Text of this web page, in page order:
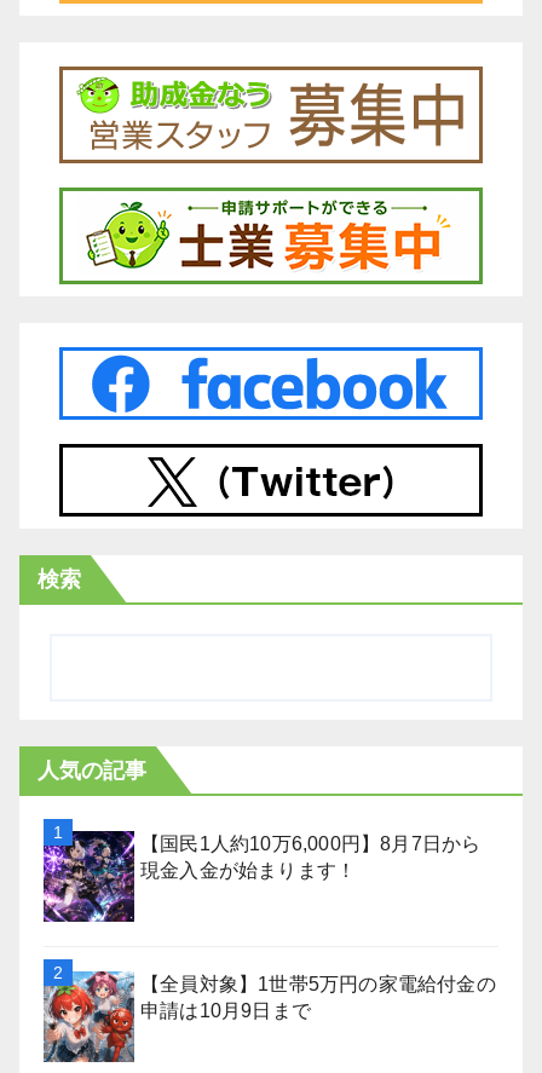
検索
人気の記事
【国民1人約10万6,000円】8月7日から
現金入金が始まります！
【全員対象】1世帯5万円の家電給付金の
申請は10月9日まで